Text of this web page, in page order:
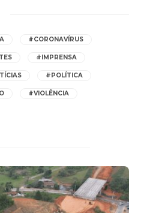
#CORONAVÍRUS
#IMPRENSA
#POLÍTICA
#VIOLÊNCIA